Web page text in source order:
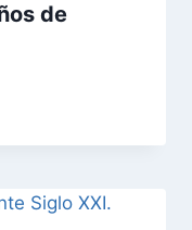
de